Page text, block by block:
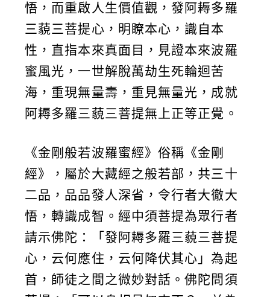
悟，而重啟人生價值觀，發阿耨多羅
三藐三菩提心，明瞭本心，識自本
性，直指本來真面目，見證本來波羅
蜜風光，一世解脫萬劫生死輪迴苦
海，重現無量壽，重見無量光，成就
阿耨多羅三藐三菩提無上正等正覺。
《金剛般若波羅蜜經》俗稱《金剛
經》，屬於大藏經之般若部，共三十
二品，品品發人深省，令行者大徹大
悟，轉識成智。經中須菩提為眾行者
請示佛陀：「發阿耨多羅三藐三菩提
心，云何應住，云何降伏其心」為起
首，師徒之間之微妙對話。佛陀問須